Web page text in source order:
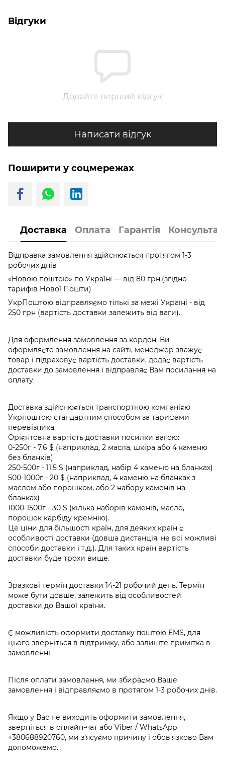
Відгуки
Додайте перший відгук
Написати відгук
Поширити у соцмережах
Доставка Оплата Гарантія
Відправка замовлення здійснюється протягом 1-3
робочих днів
«Новою поштою» по Україні — від 80 грн.(згідно
тарифів Нової Пошти)
УкрПоштою відправляємо тількі за межі Україні - від
250 грн (вартість доставки залежить від ваги).
Для оформлення замовлення за кордон, Ви
оформляєте замовлення на сайті, менеджер зважує
товар і підраховує вартість доставки, додає вартість
доставки до замовлення і відправляє Вам посилання на
оплату.
Доставка здійснюється транспортною компанією
Укрпоштою стандартним способом за тарифами
перевізника.
Орієнтовна вартість доставки посилки вагою:
0-250г - 7,6 $ (наприклад, 2 масла, шкіра або 4 каменю
без бланків)
250-500г - 11,5 $ (наприклад, набір 4 каменю на бланках)
500-1000г - 20 $ (наприклад, 4 каменю на бланках з
маслом або порошком, або 2 набору каменів на
бланках)
1000-1500г - 30 $ (кілька наборів каменів, масло,
порошок карбіду кремнію).
Це ціни для більшості країн, для деяких країн є
особливості доставки (довша дистанція, не всі можливі
способи доставки і т.д.). Для таких країн вартість
доставки буде трохи вище.
Зразкові термін доставки 14-21 робочий день. Термін
може бути довше, залежить від особливостей
доставки до Вашої країни.
Є можливість оформити доставку поштою EMS, для
цього зверніться в підтримку, або залиште примітка в
замовленні.
Після оплати замовлення, ми збираємо Ваше
замовлення і відправляємо в протягом 1-3 робочих днів.
Якщо у Вас не виходить оформити замовлення,
зверніться в онлайн-чат або Viber / WhatsApp
+380688920760, ми з'ясуємо причину і обов'язково Вам
допоможемо.